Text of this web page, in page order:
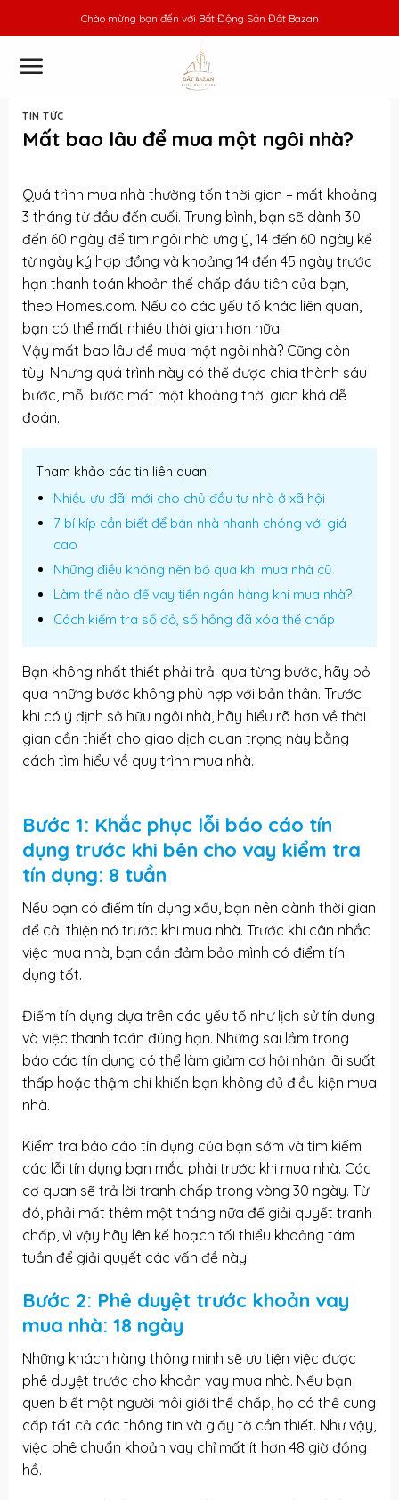
to
content
Chào mừng bạn đến với Bất Động Sản Đất Bazan
TIN TỨC
Mất bao lâu để mua một ngôi nhà?
Quá trình mua nhà thường tốn thời gian – mất khoảng
3 tháng từ đầu đến cuối. Trung bình, bạn sẽ dành 30
đến 60 ngày để tìm ngôi nhà ưng ý, 14 đến 60 ngày kể
từ ngày ký hợp đồng và khoảng 14 đến 45 ngày trước
hạn thanh toán khoản thế chấp đầu tiên của bạn,
theo Homes.com. Nếu có các yếu tố khác liên quan,
bạn có thể mất nhiều thời gian hơn nữa.
Vậy mất bao lâu để mua một ngôi nhà? Cũng còn
tùy. Nhưng quá trình này có thể được chia thành sáu
bước, mỗi bước mất một khoảng thời gian khá dễ
đoán.
Tham khảo các tin liên quan:
Nhiều ưu đãi mới cho chủ đầu tư nhà ở xã hội
7 bí kíp cần biết để bán nhà nhanh chóng với giá
cao
Những điều không nên bỏ qua khi mua nhà cũ
Làm thế nào để vay tiền ngân hàng khi mua nhà?
Cách kiểm tra sổ đỏ, sổ hồng đã xóa thế chấp
Bạn không nhất thiết phải trải qua từng bước, hãy bỏ
qua những bước không phù hợp với bản thân. Trước
khi có ý định sở hữu ngôi nhà, hãy hiểu rõ hơn về thời
gian cần thiết cho giao dịch quan trọng này bằng
cách tìm hiểu về quy trình mua nhà.
Bước 1: Khắc phục lỗi báo cáo tín
dụng trước khi bên cho vay kiểm tra
tín dụng: 8 tuần
Nếu bạn có điểm tín dụng xấu, bạn nên dành thời gian
để cải thiện nó trước khi mua nhà. Trước khi cân nhắc
việc mua nhà, bạn cần đảm bảo mình có điểm tín
dụng tốt.
Điểm tín dụng dựa trên các yếu tố như lịch sử tín dụng
và việc thanh toán đúng hạn. Những sai lầm trong
báo cáo tín dụng có thể làm giảm cơ hội nhận lãi suất
thấp hoặc thậm chí khiến bạn không đủ điều kiện mua
nhà.
Kiểm tra báo cáo tín dụng của bạn sớm và tìm kiếm
các lỗi tín dụng bạn mắc phải trước khi mua nhà. Các
cơ quan sẽ trả lời tranh chấp trong vòng 30 ngày. Từ
đó, phải mất thêm một tháng nữa để giải quyết tranh
chấp, vì vậy hãy lên kế hoạch tối thiểu khoảng tám
tuần để giải quyết các vấn đề này.
Bước 2: Phê duyệt trước khoản vay
mua nhà: 18 ngày
Những khách hàng thông minh sẽ ưu tiện việc được
phê duyệt trước cho khoản vay mua nhà. Nếu bạn
quen biết một người môi giới thế chấp, họ có thể cung
cấp tất cả các thông tin và giấy tờ cần thiết. Như vậy,
việc phê chuẩn khoản vay chỉ mất ít hơn 48 giờ đồng
hồ.